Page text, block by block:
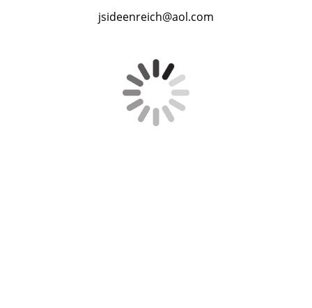
jsideenreich@aol.com